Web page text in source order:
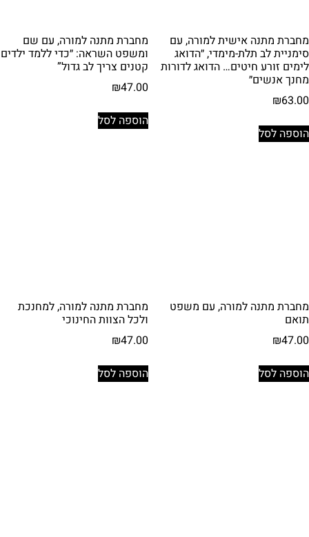
מחברת מתנה אישית למורה, עם
סימניית לב תלת-מימדי, ״הדואג
לימים זורע חיטים… הדואג לדורות
מחנך אנשים״
₪63.00
הוספה לסל
מחברת מתנה למורה, עם שם
ומשפט השראה: ״כדי ללמד ילדים
קטנים צריך לב גדול”
₪47.00
הוספה לסל
מחברת מתנה למורה, עם משפט
תואם
₪47.00
הוספה לסל
מחברת מתנה למורה, למחנכת
ולכל הצוות החינוכי
₪47.00
הוספה לסל